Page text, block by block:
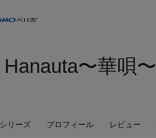
Hanauta〜華唄〜
シリーズ プロフィール レビュー